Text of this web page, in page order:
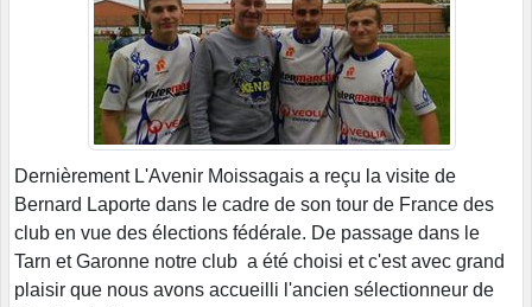
Dernièrement L'Avenir Moissagais a reçu la visite de
Bernard Laporte dans le cadre de son tour de France des
club en vue des élections fédérale. De passage dans le
Tarn et Garonne notre club a été choisi et c'est avec grand
plaisir que nous avons accueilli l'ancien sélectionneur de